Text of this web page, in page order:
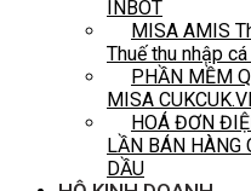
INBOT
MISA AMIS
Thuế thu nhập cá
PHẦN MỀM
MISA
HOÁ ĐƠN
LẦN BÁN HÀNG
DẦU